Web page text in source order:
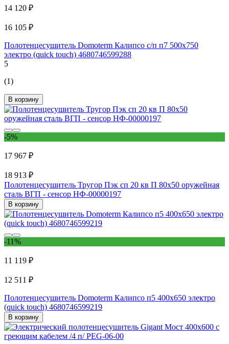
14 120 ₽
16 105 ₽
Полотенцесушитель Domoterm Калипсо с/п п7 500x750
электро (quick touch) 4680746599288
5
(1)
В корзину
-5%
17 967 ₽
18 913 ₽
Полотенцесушитель Тругор Пэк сп 20 кв П 80х50 оружейная
сталь ВГП - сенсор НФ-00000197
В корзину
-11%
11 119 ₽
12 511 ₽
Полотенцесушитель Domoterm Калипсо п5 400x650 электро
(quick touch) 4680746599219
В корзину